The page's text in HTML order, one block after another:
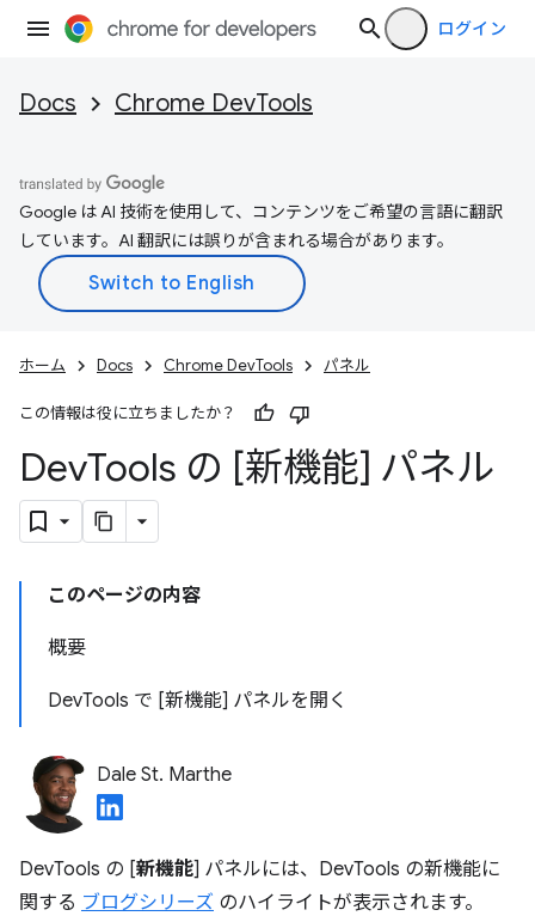
ログイン
Docs Chrome DevTools
Google は AI 技術を使用して、コンテンツをご希望の言語に翻訳
しています。AI 翻訳には誤りが含まれる場合があります。
ホーム Docs Chrome DevTools パネル
この情報は役に立ちましたか？
DevTools の [新機能] パネル
このページの内容
概要
DevTools で [新機能] パネルを開く
Dale St. Marthe
DevTools の [新機能] パネルには、DevTools の新機能に
関する ブログシリーズ のハイライトが表示されます。